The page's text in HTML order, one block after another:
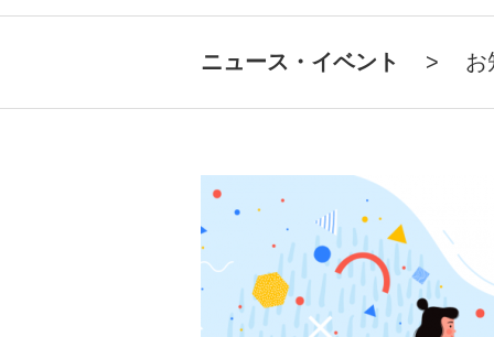
ニュース・イベント > お